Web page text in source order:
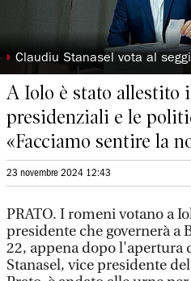
◗ Claudiu Stanasel vota al
A Iolo è stato allestito
presidenziali e le
«Facciamo sentire la
23 novembre 2024 12:43
PRATO. I romeni votano a
presidente che governerà a
22, appena dopo l'apertura
Stanasel, vice presidente